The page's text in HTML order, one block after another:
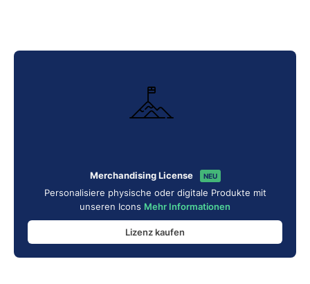
Merchandising License NEU
Personalisiere physische oder digitale Produkte mit
unseren Icons Mehr Informationen
Lizenz kaufen